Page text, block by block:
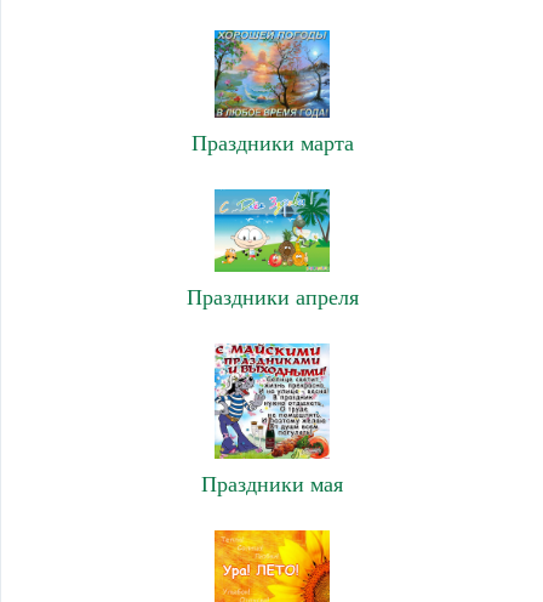
Праздники марта
Праздники апреля
Праздники мая